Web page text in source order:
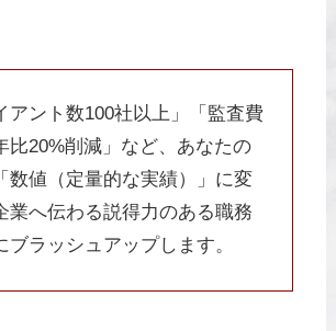
アント数100社以上」「監査費
比20%削減」など、あなたの
数値（定量的な実績）」に変
業へ伝わる説得力のある職務
ブラッシュアップします。